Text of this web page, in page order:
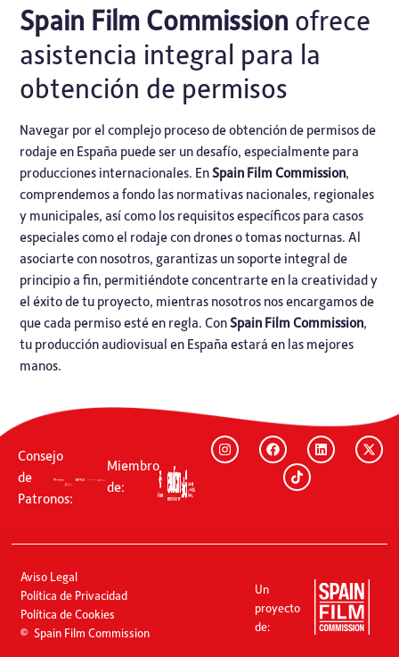
Spain Film Commission ofrece
asistencia integral para la
obtención de permisos
Navegar por el complejo proceso de obtención de permisos de
rodaje en España puede ser un desafío, especialmente para
producciones internacionales. EnSpain Film Commission,
comprendemos a fondo las normativas nacionales, regionales
y municipales, así como los requisitos específicos para casos
especiales como el rodaje con drones o tomas nocturnas. Al
asociarte con nosotros, garantizas un soporte integral de
principio a fin, permitiéndote concentrarte en la creatividad y
el éxito de tu proyecto, mientras nosotros nos encargamos de
que cada permiso esté en regla. ConSpain Film Commission,
tu producción audiovisual en España estará en las mejores
manos.
Consejo
de
Patronos:
Miembro
de:
Aviso Legal
Política de Privacidad
Política de Cookies
Spain Film Commission
Un
proyecto
de: